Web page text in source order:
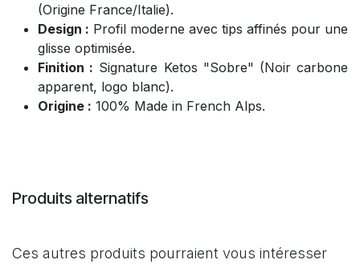
(Origine France/Italie).
Design : Profil moderne avec tips affinés pour une
glisse optimisée.
Finition : Signature Ketos "Sobre" (Noir carbone
apparent, logo blanc).
Origine : 100% Made in French Alps.
Produits alternatifs
Ces autres produits pourraient vous intéresser